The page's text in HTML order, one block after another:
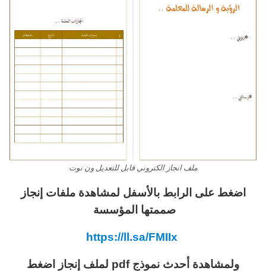
ملف انجاز الكتروني قابل للتعديل ون نوت
اضغط على الرابط بالأسفل لمشاهدة ملفات إنجاز
صممتها المؤسسة
https://ll.sa/FMIIx
ولمشاهدة أحدث نموذج pdf لملف إنجاز اضغط